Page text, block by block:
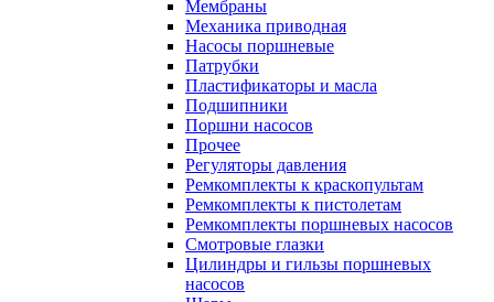
Мембраны
Механика приводная
Насосы поршневые
Патрубки
Пластификаторы и масла
Подшипники
Поршни насосов
Прочее
Регуляторы давления
Ремкомплекты к краскопультам
Ремкомплекты к пистолетам
Ремкомплекты поршневых насосов
Смотровые глазки
Цилиндры и гильзы поршневых
насосов